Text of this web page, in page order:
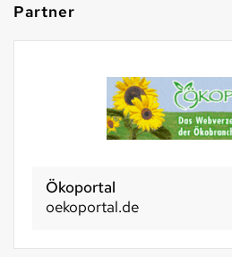
Partner
Ökoportal
oekoportal.de